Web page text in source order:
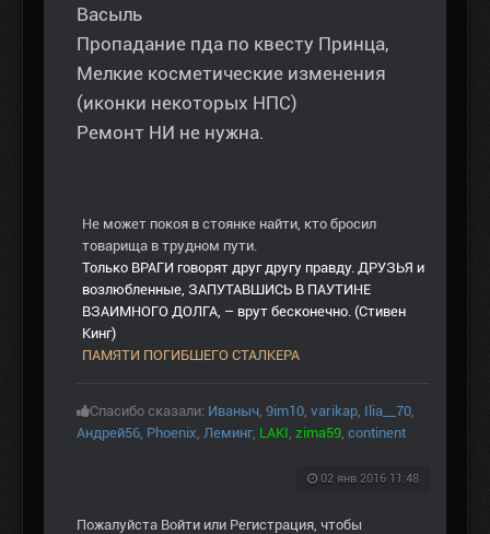
Васыль
Пропадание пда по квесту Принца,
Мелкие косметические изменения
(иконки некоторых НПС)
Ремонт НИ не нужна.
Не может покоя в стоянке найти, кто бросил
товарища в трудном пути.
Только ВРАГИ говорят друг другу правду. ДРУЗЬЯ и
возлюбленные, ЗАПУТАВШИСЬ В ПАУТИНЕ
ВЗАИМНОГО ДОЛГА, – врут бесконечно. (Стивен
Кинг)
ПАМЯТИ ПОГИБШЕГО СТАЛКЕРА
Спасибо сказали: Иваныч 9im10 varikap Ilia__70
Андрей56 Phoenix Леминг, LAKI zima59 continent
02 янв 2016 11:48
Пожалуйста Войти или Регистрация , чтобы